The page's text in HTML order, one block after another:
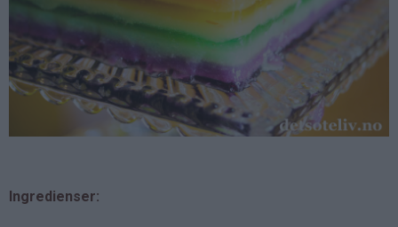
Ingredienser: